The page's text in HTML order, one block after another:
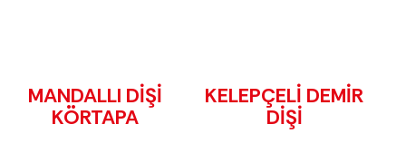
MANDALLI DİŞİ
KÖRTAPA
KELEPÇELİ DEMİR
DİŞİ